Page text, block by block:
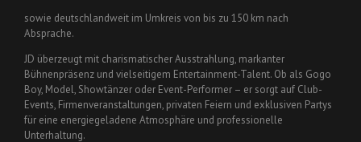
sowie deutschlandweit im Umkreis von bis zu 150 km nach
Absprache.
JD überzeugt mit charismatischer Ausstrahlung, markanter
Bühnenpräsenz und vielseitigem Entertainment-Talent. Ob als Gogo
Boy, Model, Showtänzer oder Event-Performer – er sorgt auf Club-
Events, Firmenveranstaltungen, privaten Feiern und exklusiven Partys
für eine energiegeladene Atmosphäre und professionelle
Unterhaltung.